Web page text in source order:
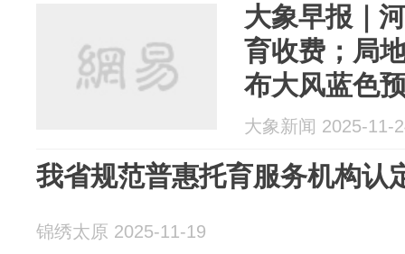
大象早报｜
育收费；局
布大风蓝色
行军事任务
大象新闻 2025-11-
我省规范普惠托育服务机构认
锦绣太原 2025-11-19